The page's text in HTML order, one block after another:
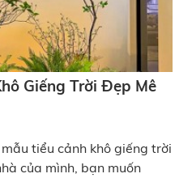
Giếng Trời Đẹp Mê
tiểu cảnh khô giếng trời
của mình, bạn muốn